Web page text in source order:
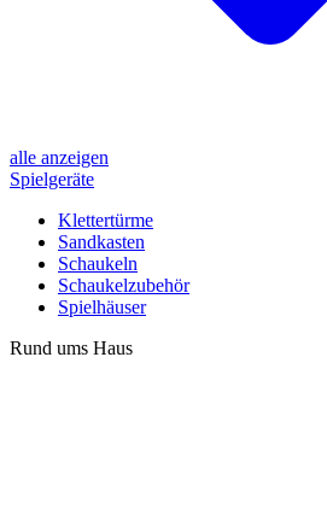
alle anzeigen
Spielgeräte
Klettertürme
Sandkasten
Schaukeln
Schaukelzubehör
Spielhäuser
Rund ums Haus